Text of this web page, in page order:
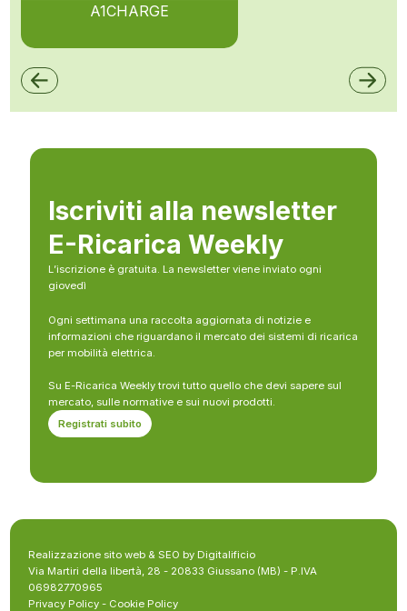
A1CHARGE
Iscriviti alla newsletter
E-Ricarica Weekly
L’iscrizione è gratuita. La newsletter viene inviato ogni
giovedì
Ogni settimana una raccolta aggiornata di notizie e
informazioni che riguardano il mercato dei sistemi di ricarica
per mobilità elettrica.
Su E-Ricarica Weekly trovi tutto quello che devi sapere sul
mercato, sulle normative e sui nuovi prodotti.
Registrati subito
Realizzazione sito web & SEO by Digitalificio
Via Martiri della libertà, 28 - 20833 Giussano (MB) - P.IVA
06982770965
Privacy Policy - Cookie Policy